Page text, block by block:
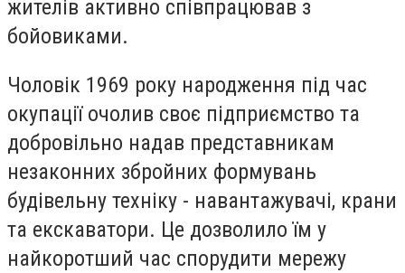
жителів активно співпрацював з
бойовиками.
Чоловік 1969 року народження під час
окупації очолив своє підприємство та
добровільно надав представникам
незаконних збройних формувань
будівельну техніку - навантажувачі, крани
та екскаватори. Це дозволило їм у
найкоротший час спорудити мережу